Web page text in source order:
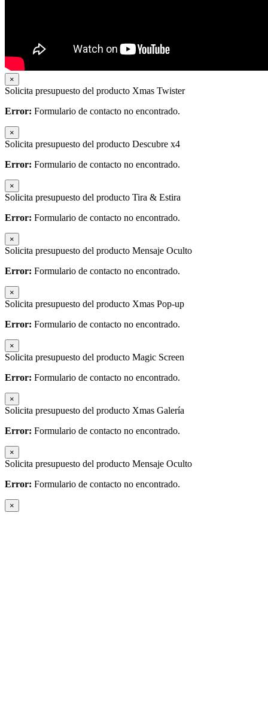
×
Solicita presupuesto del producto Xmas Twister
Error: Formulario de contacto no encontrado.
×
Solicita presupuesto del producto Descubre x4
Error: Formulario de contacto no encontrado.
×
Solicita presupuesto del producto Tira & Estira
Error: Formulario de contacto no encontrado.
×
Solicita presupuesto del producto Mensaje Oculto
Error: Formulario de contacto no encontrado.
×
Solicita presupuesto del producto Xmas Pop-up
Error: Formulario de contacto no encontrado.
×
Solicita presupuesto del producto Magic Screen
Error: Formulario de contacto no encontrado.
×
Solicita presupuesto del producto Xmas Galería
Error: Formulario de contacto no encontrado.
×
Solicita presupuesto del producto Mensaje Oculto
Error: Formulario de contacto no encontrado.
×